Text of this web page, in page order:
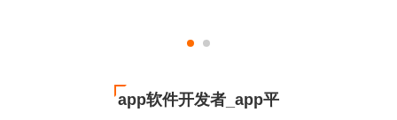
app软件开发者_app平